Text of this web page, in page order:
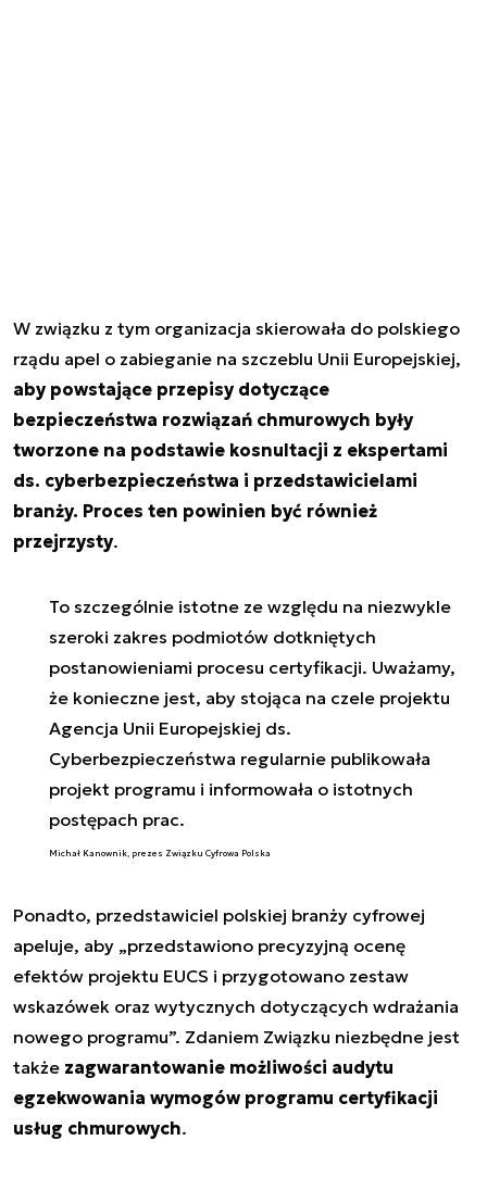
W związku z tym organizacja skierowała do polskiego
rządu apel o zabieganie na szczeblu Unii Europejskiej,
aby powstające przepisy dotyczące
bezpieczeństwa rozwiązań chmurowych były
tworzone na podstawie kosnultacji z ekspertami
ds. cyberbezpieczeństwa i przedstawicielami
branży. Proces ten powinien być również
przejrzysty.
To szczególnie istotne ze względu na niezwykle
szeroki zakres podmiotów dotkniętych
postanowieniami procesu certyfikacji. Uważamy,
że konieczne jest, aby stojąca na czele projektu
Agencja Unii Europejskiej ds.
Cyberbezpieczeństwa regularnie publikowała
projekt programu i informowała o istotnych
postępach prac.
Michał Kanownik, prezes Związku Cyfrowa Polska
Ponadto, przedstawiciel polskiej branży cyfrowej
apeluje, aby „przedstawiono precyzyjną ocenę
efektów projektu EUCS i przygotowano zestaw
wskazówek oraz wytycznych dotyczących wdrażania
nowego programu”. Zdaniem Związku niezbędne jest
także zagwarantowanie możliwości audytu
egzekwowania wymogów programu certyfikacji
usług chmurowych.